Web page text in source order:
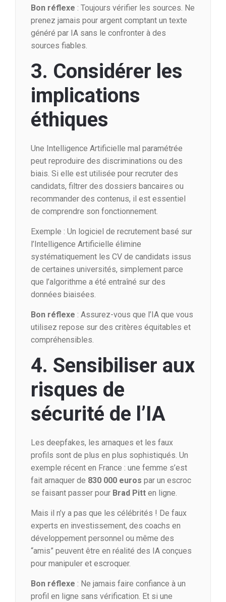
Bon réflexe : Toujours vérifier les sources. Ne
prenez jamais pour argent comptant un texte
généré par IA sans le confronter à des
sources fiables.
3. Considérer les
implications
éthiques
Une Intelligence Artificielle mal paramétrée
peut reproduire des discriminations ou des
biais. Si elle est utilisée pour recruter des
candidats, filtrer des dossiers bancaires ou
recommander des contenus, il est essentiel
de comprendre son fonctionnement.
Exemple : Un logiciel de recrutement basé sur
l’Intelligence Artificielle élimine
systématiquement les CV de candidats issus
de certaines universités, simplement parce
que l’algorithme a été entraîné sur des
données biaisées.
Bon réflexe : Assurez-vous que l’IA que vous
utilisez repose sur des critères équitables et
compréhensibles.
4. Sensibiliser aux
risques de
sécurité de l’IA
Les deepfakes, les arnaques et les faux
profils sont de plus en plus sophistiqués. Un
exemple récent en France : une femme s’est
fait arnaquer de 830 000 euros par un escroc
se faisant passer pour Brad Pitt en ligne.
Mais il n’y a pas que les célébrités ! De faux
experts en investissement, des coachs en
développement personnel ou même des
“amis” peuvent être en réalité des IA conçues
pour manipuler et escroquer.
Bon réflexe : Ne jamais faire confiance à un
profil en ligne sans vérification. Et si une